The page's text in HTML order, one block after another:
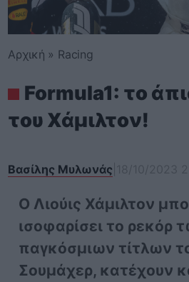
Αρχική » Racing
Formula1: τo
του Χάμιλτον!
Βασίλης Μυλωνάς
O Λιούις Χάμιλτον
ισοφαρίσει το ρεκόρ
παγκόσμιων τίτλων
Σουμάχερ, κατέχουν